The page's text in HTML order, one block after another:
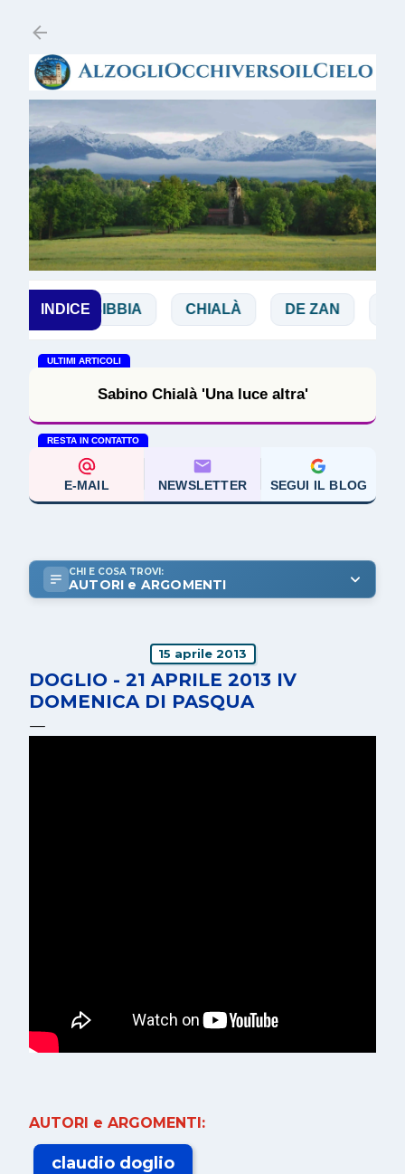
INDICEBIBBIA CHIALÀ DE ZAN
ULTIMI ARTICOLI
Sabino Chialà 'Una luce altra'
RESTA IN CONTATTO
E-MAIL NEWSLETTER SEGUI IL BLOG
CHI E COSA TROVI:
AUTORI e ARGOMENTI
15 aprile 2013
DOGLIO - 21 APRILE 2013 IV
DOMENICA DI PASQUA
AUTORI e ARGOMENTI:
claudio doglio